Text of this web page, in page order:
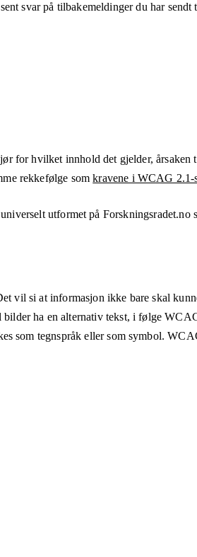
svar på tilbakemeldinger du har sendt
for hvilket innhold det gjelder,
rekkefølge somkravene i WCAG 2.1-
utformet på Forskningsradet.no
vil si at informasjon ikke bare skal
ha en alternativ tekst, i følge
som tegnspråk eller som symbol.